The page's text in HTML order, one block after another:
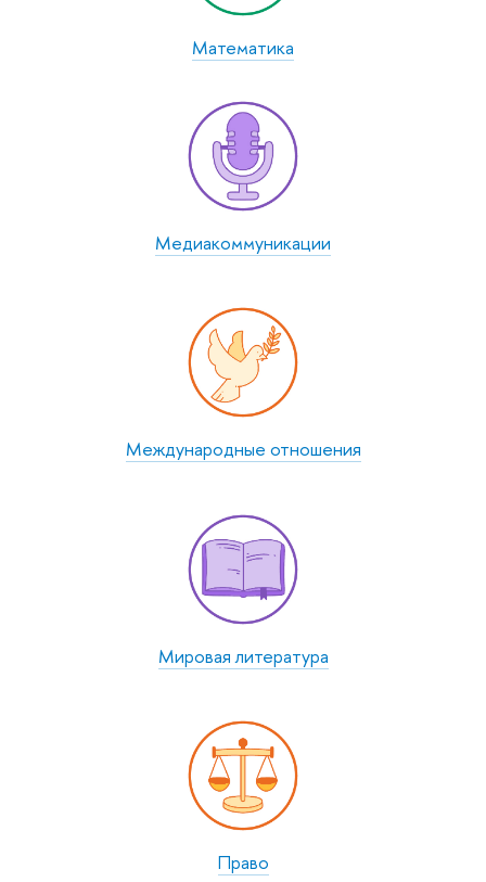
Математика
Медиаком­муникации
Между­народные отношения
Мировая литература
Право